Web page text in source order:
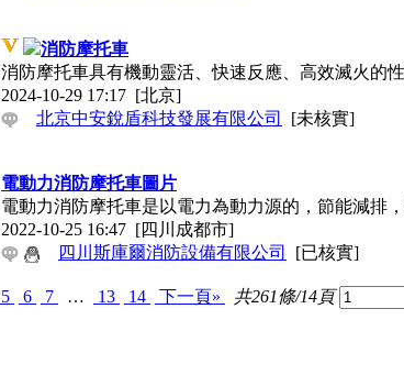
消防摩托車
消防摩托車具有機動靈活、快速反應、高效滅火的性
2024-10-29 17:17 [北京]
北京中安銳盾科技發展有限公司
[未核實]
電動力消防摩托車圖片
電動力消防摩托車是以電力為動力源的，節能減排，
2022-10-25 16:47 [四川成都市]
四川斯庫爾消防設備有限公司
[已核實]
5 6 7 … 13 14 下一頁» 共261條/14頁